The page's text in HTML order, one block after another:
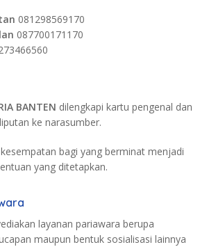
081298569170
087700171170
BANTEN dilengkapi kartu pengenal dan
ke narasumber.
bagi yang berminat menjadi
yang ditetapkan.
layanan pariawara berupa
maupun bentuk sosialisasi lainnya